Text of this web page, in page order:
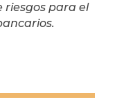
riesgos para el